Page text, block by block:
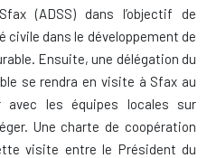
(ADSS) dans l’objectif de
civile dans le développement de
Ensuite, une délégation du
se rendra en visite à Sfax au
les équipes locales sur
Une charte de coopération
visite entre le Président du